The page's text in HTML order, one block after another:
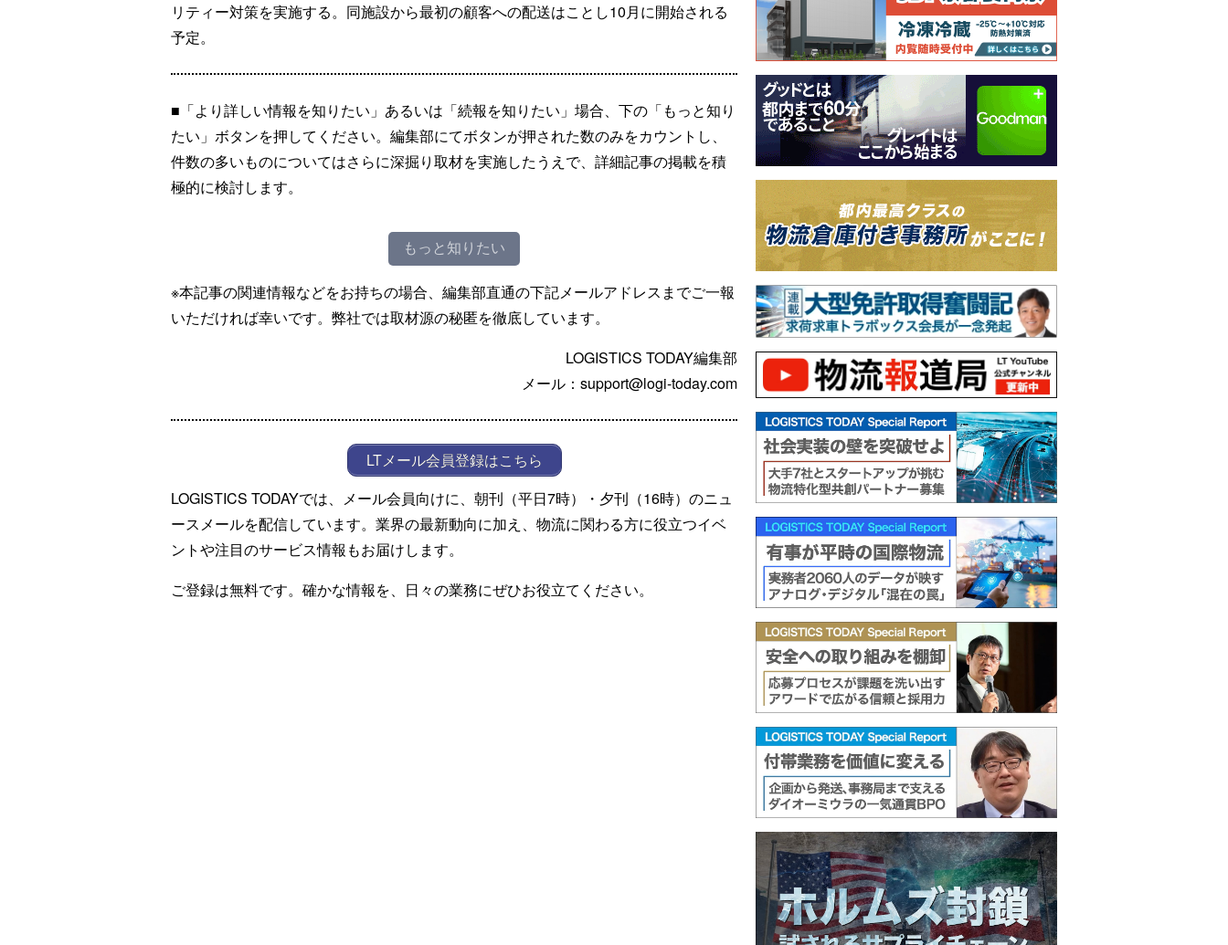
リティー対策を実施する。同施設から最初の顧客への配送はことし10月に開始される
予定。
■「より詳しい情報を知りたい」あるいは「続報を知りたい」場合、下の「もっと知り
たい」ボタンを押してください。編集部にてボタンが押された数のみをカウントし、
件数の多いものについてはさらに深掘り取材を実施したうえで、詳細記事の掲載を積
極的に検討します。
もっと知りたい
※本記事の関連情報などをお持ちの場合、編集部直通の下記メールアドレスまでご一報
いただければ幸いです。弊社では取材源の秘匿を徹底しています。
LOGISTICS TODAY編集部
メール：support@logi-today.com
LTメール会員登録はこちら
LOGISTICS TODAYでは、メール会員向けに、朝刊（平日7時）・夕刊（16時）のニュ
ースメールを配信しています。業界の最新動向に加え、物流に関わる方に役立つイベ
ントや注目のサービス情報もお届けします。
ご登録は無料です。確かな情報を、日々の業務にぜひお役立てください。